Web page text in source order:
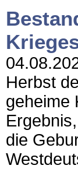
Herbst
geheime
die